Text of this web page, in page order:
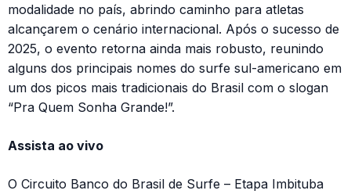
modalidade no país, abrindo caminho para atletas
alcançarem o cenário internacional. Após o sucesso de
2025, o evento retorna ainda mais robusto, reunindo
alguns dos principais nomes do surfe sul-americano em
um dos picos mais tradicionais do Brasil com o slogan
“Pra Quem Sonha Grande!”.
Assista ao vivo
O Circuito Banco do Brasil de Surfe – Etapa Imbituba